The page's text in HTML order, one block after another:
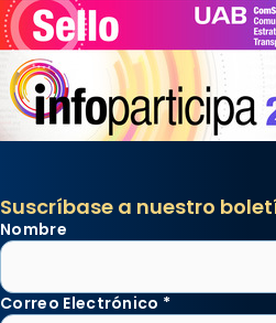
Suscríbase a nuestro
Nombre
Correo Electrónico *